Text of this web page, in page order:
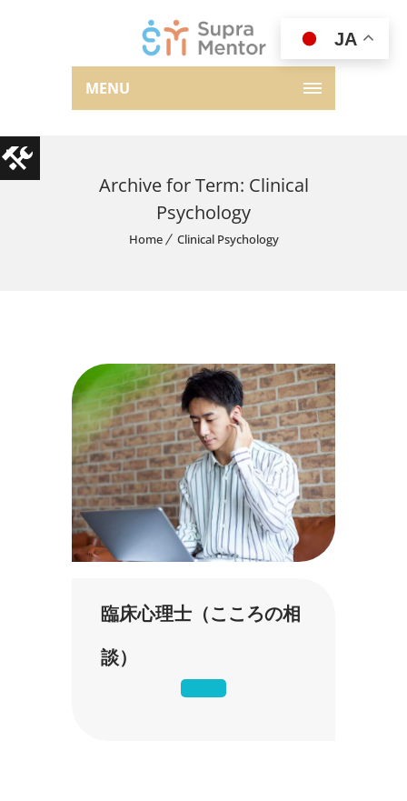
MENU
Archive for Term: Clinical
Psychology
Home Clinical Psychology
臨床心理士（こころの相
談）
JA